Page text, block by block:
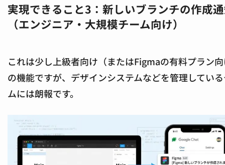
実現できること3：新しいブランチの作成
（エンジニア・大規模チーム向け）
これは少し上級者向け（またはFigmaの有料プラン
の機能ですが、デザインシステムなどを管理してい
ムには朗報です。